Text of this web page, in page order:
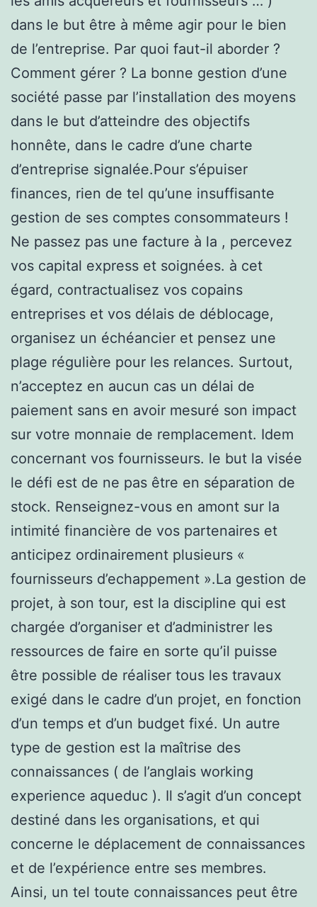
dans le but être à même agir pour le bien
de l’entreprise. Par quoi faut-il aborder ?
Comment gérer ? La bonne gestion d’une
société passe par l’installation des moyens
dans le but d’atteindre des objectifs
honnête, dans le cadre d’une charte
d’entreprise signalée.Pour s’épuiser
finances, rien de tel qu’une insuffisante
gestion de ses comptes consommateurs !
Ne passez pas une facture à la , percevez
vos capital express et soignées. à cet
égard, contractualisez vos copains
entreprises et vos délais de déblocage,
organisez un échéancier et pensez une
plage régulière pour les relances. Surtout,
n’acceptez en aucun cas un délai de
paiement sans en avoir mesuré son impact
sur votre monnaie de remplacement. Idem
concernant vos fournisseurs. le but la visée
le défi est de ne pas être en séparation de
stock. Renseignez-vous en amont sur la
intimité financière de vos partenaires et
anticipez ordinairement plusieurs «
fournisseurs d’echappement ».La gestion de
projet, à son tour, est la discipline qui est
chargée d’organiser et d’administrer les
ressources de faire en sorte qu’il puisse
être possible de réaliser tous les travaux
exigé dans le cadre d’un projet, en fonction
d’un temps et d’un budget fixé. Un autre
type de gestion est la maîtrise des
connaissances ( de l’anglais working
experience aqueduc ). Il s’agit d’un concept
destiné dans les organisations, et qui
concerne le déplacement de connaissances
et de l’expérience entre ses membres.
Ainsi, un tel toute connaissances peut être